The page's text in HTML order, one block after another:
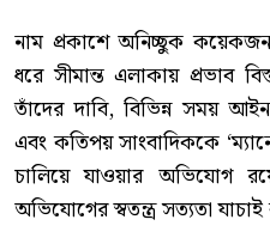
নাম প্রকাশে অনিচ্ছুক কয়েকজন
ধরে সীমান্ত এলাকায় প্রভাব
তাঁদের দাবি, বিভিন্ন সময়
এবং কতিপয় সাংবাদিককে
চালিয়ে যাওয়ার অভিযোগ
অভিযোগের স্বতন্ত্র সত্যতা